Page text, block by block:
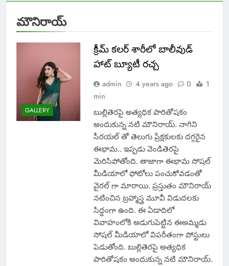
మౌనిరాయ్
GALLERY
క్రీమ్ కలర్ శారీలో బాలీవుడ్
హాట్ బ్యూటీ రచ్చ
admin 4 years ago 0
1
min
బుల్లితెరపై అత్యధిక పారితోషకం
అందుకున్న నటి మౌనిరాయ్. నాగిని
సీరయల్ తో తెలుగు ప్రేక్షకులకు దగ్గరైన
ఈభామ.. ఇప్పడు వెండితెరపై
మెరిసిపోతోంది. తాజాగా ఈభామ సోషల్
మీడియాలో ఫోటోలు పంచుకోవడంతో
వైరల్ గా మారాయి. ప్రస్తుతం మౌనిరాయ్
నటించిన బ్రహ్మాస్త్ర మూవీ విడుదలకు
సిద్ధంగా ఉంది. ఈ ఏడాదిలో
వివాహంలోకి అడుగుపెట్టిన ఈఅమ్మడు
సోషల్ మీడియాలో విపరీతంగా పోస్టులు
పెడుతోంది. బుల్లితెరపై అత్యధిక
పారితోషకం అందుకున్న నటి మౌనిరాయ్.